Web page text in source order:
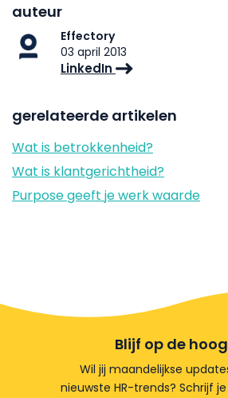
auteur
Effectory
03 april 2013
LinkedIn
gerelateerde artikelen
Wat is betrokkenheid?
Wat is klantgerichtheid?
Purpose geeft je werk waarde
Blijf op de
Wil jij maandelijkse
nieuwste HR-trends? Schrijf